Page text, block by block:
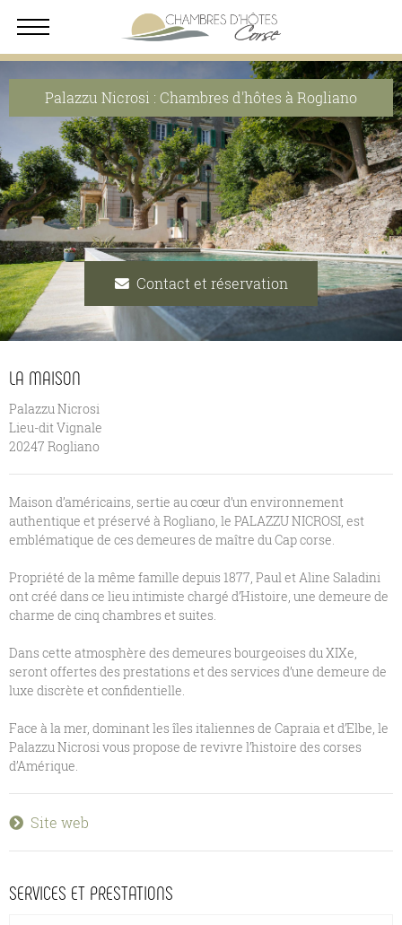
Palazzu Nicrosi : Chambres d'hôtes à Rogliano
Contact et réservation
LA MAISON
Palazzu Nicrosi
Lieu-dit Vignale
20247 Rogliano
Maison d’américains, sertie au cœur d’un environnement
authentique et préservé à Rogliano, le PALAZZU NICROSI, est
emblématique de ces demeures de maître du Cap corse.
Propriété de la même famille depuis 1877, Paul et Aline Saladini
ont créé dans ce lieu intimiste chargé d’Histoire, une demeure de
charme de cinq chambres et suites.
Dans cette atmosphère des demeures bourgeoises du XIXe,
seront offertes des prestations et des services d’une demeure de
luxe discrète et confidentielle.
Face à la mer, dominant les îles italiennes de Capraia et d’Elbe, le
Palazzu Nicrosi vous propose de revivre l’histoire des corses
d’Amérique.
Site web
SERVICES ET PRESTATIONS